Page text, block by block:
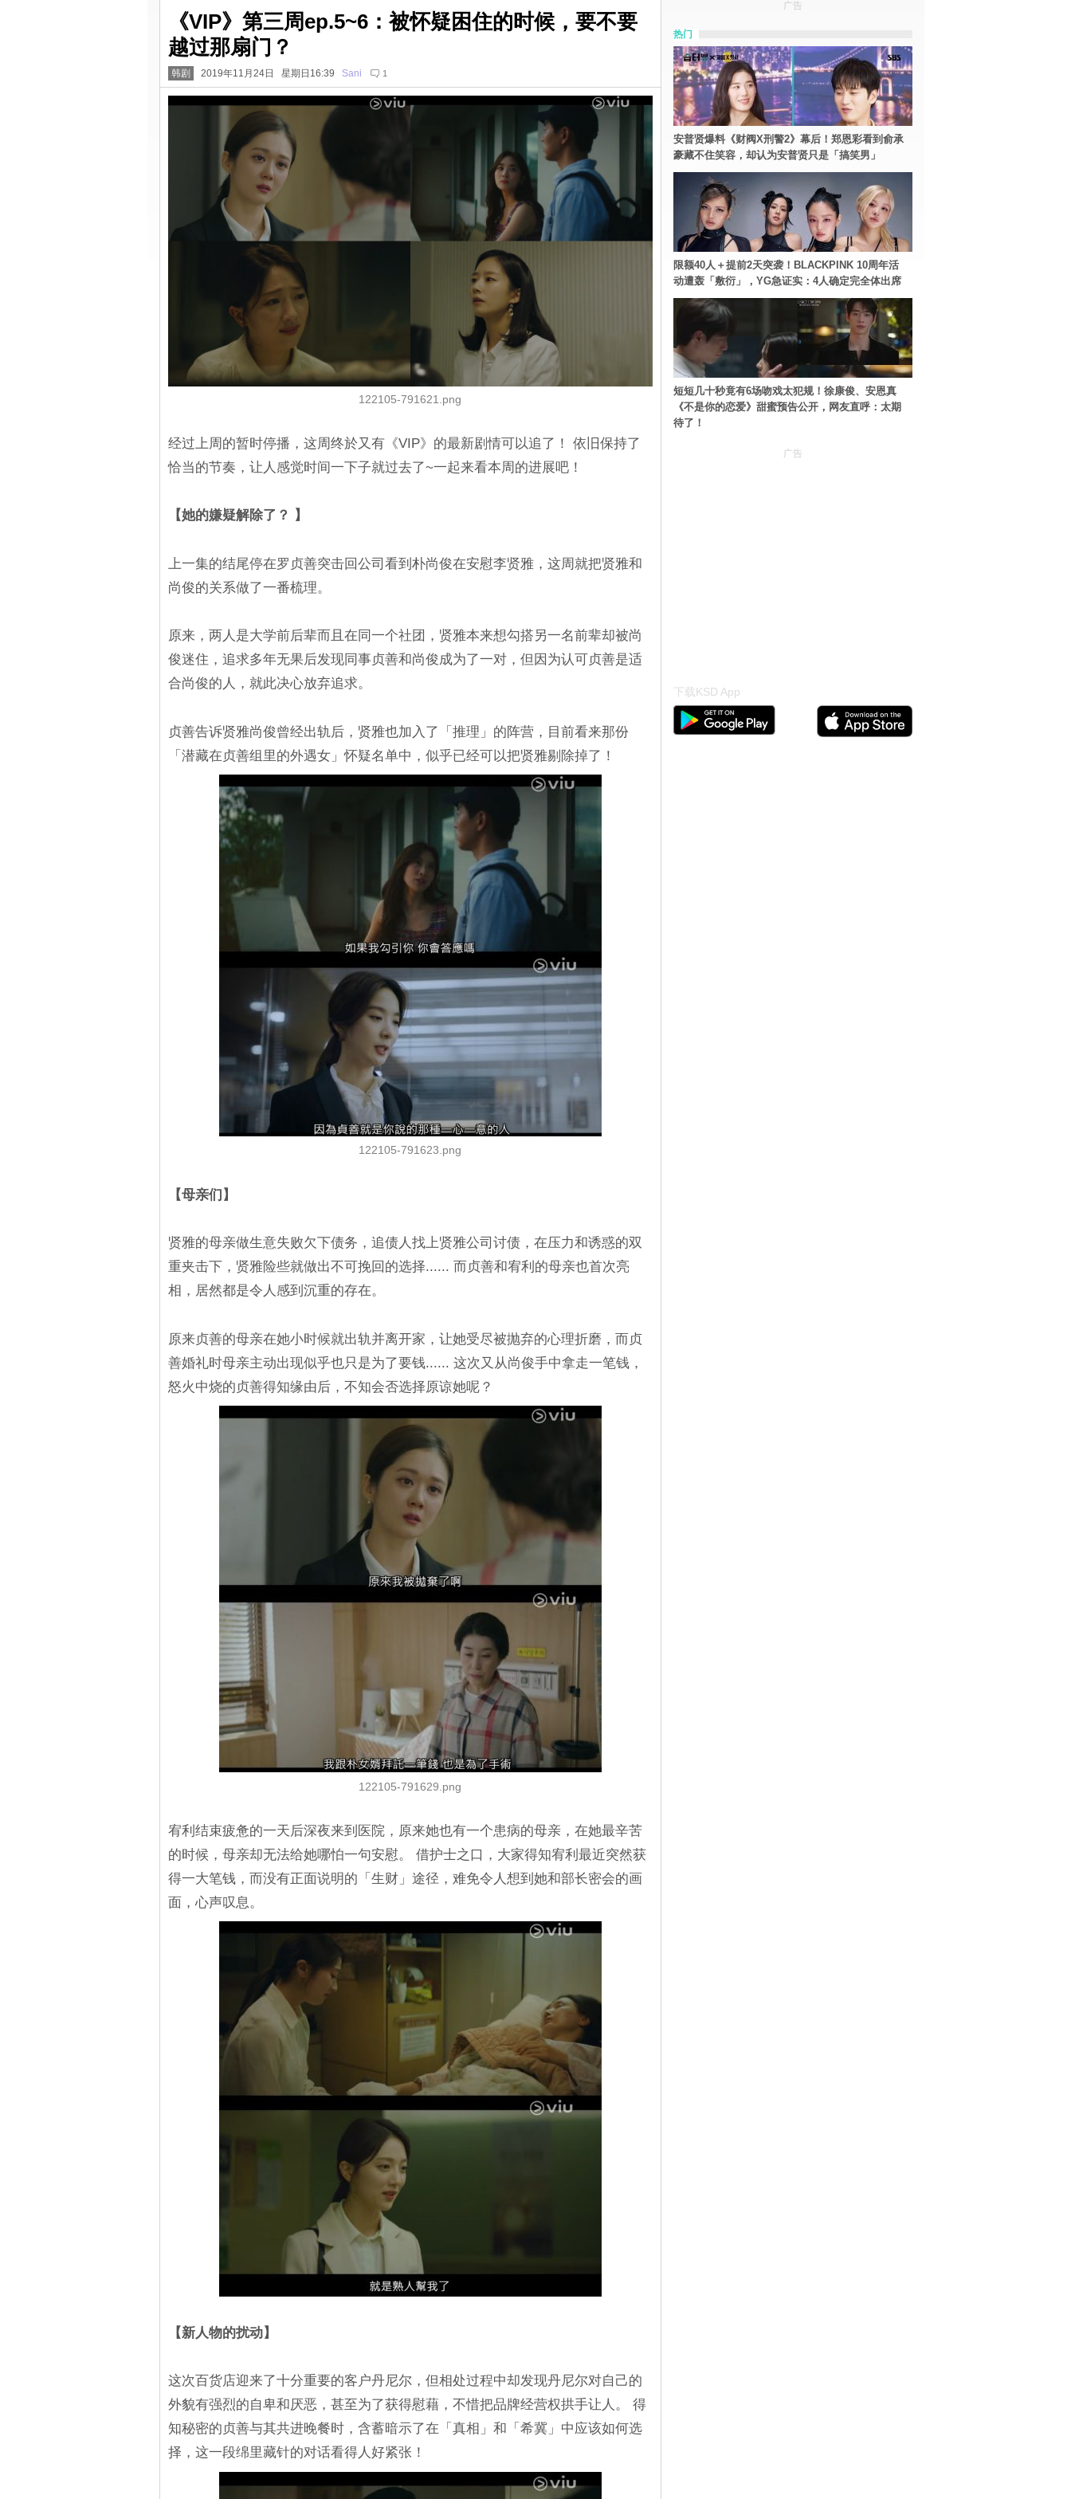
《VIP》第三周ep.5~6：被怀疑困住的时候，要不要
越过那扇门？
韩剧 2019年11月24日 星期日16:39 Sani 1
122105-791621.png
经过上周的暂时停播，这周终於又有《VIP》的最新剧情可以追了！ 依旧保持了
恰当的节奏，让人感觉时间一下子就过去了~一起来看本周的进展吧！
【她的嫌疑解除了？ 】
上一集的结尾停在罗贞善突击回公司看到朴尚俊在安慰李贤雅，这周就把贤雅和
尚俊的关系做了一番梳理。
原来，两人是大学前后辈而且在同一个社团，贤雅本来想勾搭另一名前辈却被尚
俊迷住，追求多年无果后发现同事贞善和尚俊成为了一对，但因为认可贞善是适
合尚俊的人，就此决心放弃追求。
贞善告诉贤雅尚俊曾经出轨后，贤雅也加入了「推理」的阵营，目前看来那份
「潜藏在贞善组里的外遇女」怀疑名单中，似乎已经可以把贤雅剔除掉了！
122105-791623.png
【母亲们】
贤雅的母亲做生意失败欠下债务，追债人找上贤雅公司讨债，在压力和诱惑的双
重夹击下，贤雅险些就做出不可挽回的选择...... 而贞善和宥利的母亲也首次亮
相，居然都是令人感到沉重的存在。
原来贞善的母亲在她小时候就出轨并离开家，让她受尽被抛弃的心理折磨，而贞
善婚礼时母亲主动出现似乎也只是为了要钱...... 这次又从尚俊手中拿走一笔钱，
怒火中烧的贞善得知缘由后，不知会否选择原谅她呢？
122105-791629.png
宥利结束疲惫的一天后深夜来到医院，原来她也有一个患病的母亲，在她最辛苦
的时候，母亲却无法给她哪怕一句安慰。 借护士之口，大家得知宥利最近突然获
得一大笔钱，而没有正面说明的「生财」途径，难免令人想到她和部长密会的画
面，心声叹息。
【新人物的扰动】
这次百货店迎来了十分重要的客户丹尼尔，但相处过程中却发现丹尼尔对自己的
外貌有强烈的自卑和厌恶，甚至为了获得慰藉，不惜把品牌经营权拱手让人。 得
知秘密的贞善与其共进晚餐时，含蓄暗示了在「真相」和「希冀」中应该如何选
择，这一段绵里藏针的对话看得人好紧张！
广告
热门
安普贤爆料《财阀X刑警2》幕后！郑恩彩看到俞承
豪藏不住笑容，却认为安普贤只是「搞笑男」
限额40人＋提前2天突袭！BLACKPINK 10周年活
动遭轰「敷衍」，YG急证实：4人确定完全体出席
短短几十秒竟有6场吻戏太犯规！徐康俊、安恩真
《不是你的恋爱》甜蜜预告公开，网友直呼：太期
待了！
广告
下载KSD App